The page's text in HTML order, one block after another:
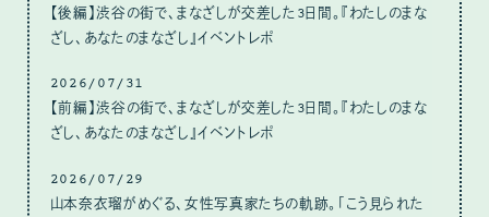
【後編】渋谷の街で、まなざしが交差した3日間。『わたしのまな
ざし、あなたのまなざし』イベントレポ
2026/07/31
【前編】渋谷の街で、まなざしが交差した3日間。『わたしのまな
ざし、あなたのまなざし』イベントレポ
2026/07/29
山本奈衣瑠がめぐる、女性写真家たちの軌跡。「こう見られた